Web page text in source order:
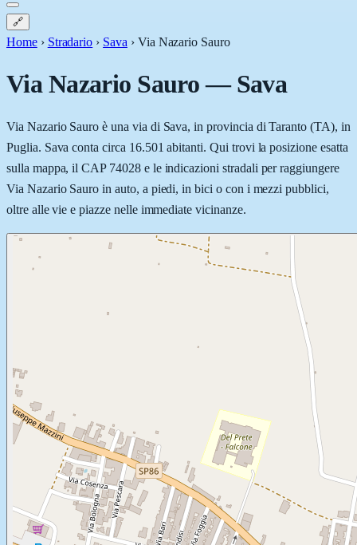
🔗
Home › Stradario › Sava › Via Nazario Sauro
Via Nazario Sauro—Sava
Via Nazario Sauro è una via di Sava, in provincia di Taranto (TA), in
Puglia. Sava conta circa 16.501 abitanti. Qui trovi la posizione esatta
sulla mappa, il CAP 74028 e le indicazioni stradali per raggiungere
Via Nazario Sauro in auto, a piedi, in bici o con i mezzi pubblici,
oltre alle vie e piazze nelle immediate vicinanze.